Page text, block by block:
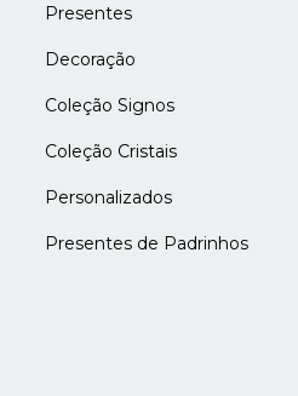
Presentes
Decoração
Coleção Signos
Coleção Cristais
Personalizados
Presentes de Padrinhos